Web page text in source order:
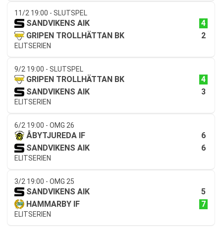
11/2 19:00 - SLUTSPEL
SANDVIKENS AIK
4
GRIPEN TROLLHÄTTAN BK
2
ELITSERIEN
9/2 19:00 - SLUTSPEL
GRIPEN TROLLHÄTTAN BK
4
SANDVIKENS AIK
3
ELITSERIEN
6/2 19:00 - OMG 26
ÅBYTJUREDA IF
6
SANDVIKENS AIK
6
ELITSERIEN
3/2 19:00 - OMG 25
SANDVIKENS AIK
5
HAMMARBY IF
7
ELITSERIEN